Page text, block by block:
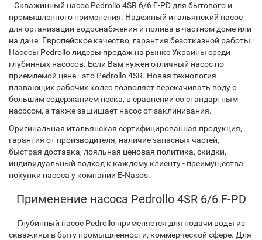
Скважинный насос Pedrollo 4SR 6/6 F-PD для бытового и
промышленного применения. Надежный итальянский насос
для организации водоснабжения и полива в частном доме или
на даче. Европейское качество, гарантия безотказной работы.
Насосы Pedrollo лидеры продаж на рынке Украины среди
глубинных насосов. Если Вам нужен отличный насос по
приемлемой цене - это Pedrollo 4SR. Новая технология
плавающих рабочих колес позволяет перекачивать воду с
большим содержанием песка, в сравнении со стандартным
насосом, а также защищает насос от заклинивания.
Оригинальная итальянская сертифицированная продукция,
гарантия от производителя, наличие запасных частей,
быстрая доставка, лояльная ценовая политика, скидки,
индивидуальный подход к каждому клиенту - преимущества
покупки насоса у компании E-Nasos.
Применение насоса Pedrollo 4SR 6/6 F-PD
Глубинный насос Pedrollo применяется для подачи воды из
скважины в быту промышленности, коммерческой сфере. Для